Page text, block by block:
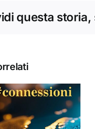
questa storia,
mediazioni